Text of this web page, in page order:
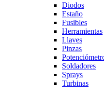
Diodos
Estaño
Fusibles
Herramientas
Llaves
Pinzas
Soldadores
Sprays
Turbinas